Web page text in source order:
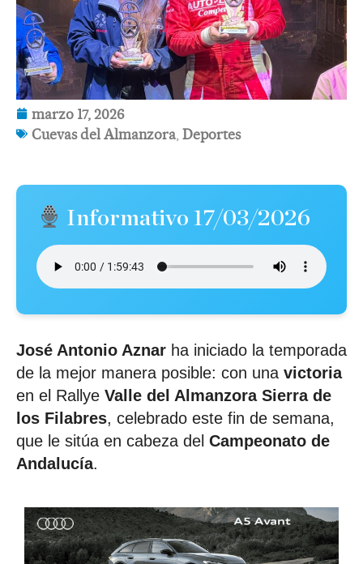
marzo 17, 2026
Cuevas del Almanzora Deportes
Informativo 17/03/2026
José Antonio Aznar ha iniciado la temporada
de la mejor manera posible: con una victoria
en el Rallye Valle del Almanzora Sierra de
los Filabres, celebrado este fin de semana,
que le sitúa en cabeza del Campeonato de
Andalucía.